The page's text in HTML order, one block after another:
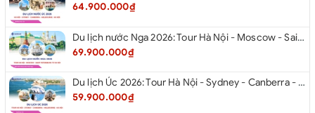
64.900.000₫
Du lịch nước Nga 2026: Tour Hà Nội - Moscow - Saint Petersburg từ Hà Nội
69.900.000₫
Du lịch Úc 2026: Tour Hà Nội - Sydney - Canberra - Melbourne - Hà Nội
59.900.000₫